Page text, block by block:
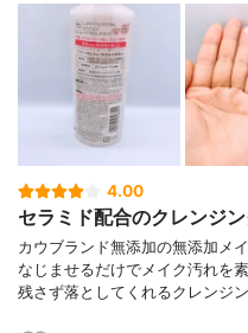
4.00
セラミド配合のクレンジ
カウブランド無添加の無添加メ
なじませるだけでメイク汚れを
残さず落としてくれるクレンジ